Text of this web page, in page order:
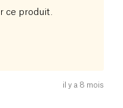
ce produit.
il y a 8 mois